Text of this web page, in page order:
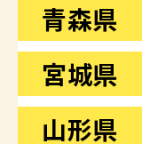
青森県
宮城県
山形県